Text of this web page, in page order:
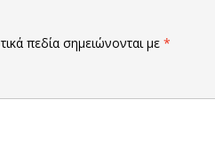
πεδία σημειώνονται με *